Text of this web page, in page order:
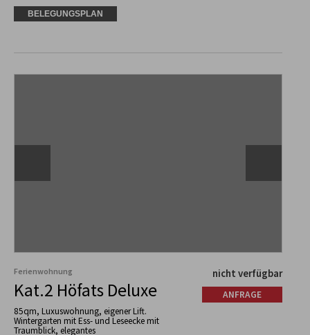
BELEGUNGSPLAN
Ferienwohnung
Kat.2 Höfats Deluxe
85qm, Luxuswohnung, eigener Lift.
Wintergarten mit Ess- und Leseecke mit
Traumblick, elegantes
nicht verfügbar
ANFRAGE